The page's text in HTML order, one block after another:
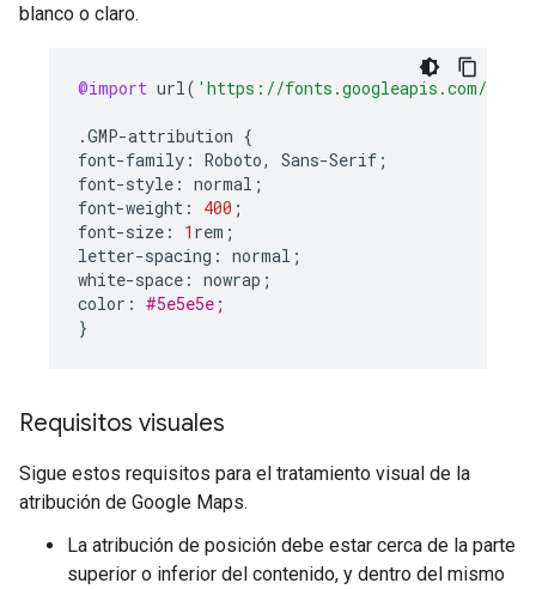
blanco o claro.
@import url ( 'https://fonts.googleapis.com/
.GMP-attribution {
font-family : Roboto, Sans-Serif ;
font-style : normal ;
font-weight : 400 ;
font-size : 1 rem ;
letter-spacing : normal ;
white-space : nowrap ;
color : #5e5e5e;
}
Requisitos visuales
Sigue estos requisitos para el tratamiento visual de la
atribución de Google Maps.
La atribución de posición debe estar cerca de la parte
superior o inferior del contenido, y dentro del mismo